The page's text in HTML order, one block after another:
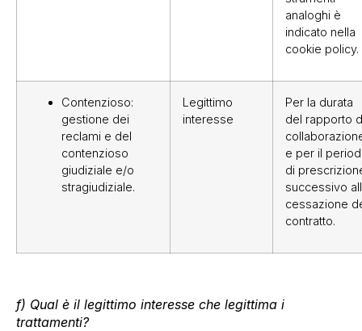
analoghi è
indicato nella
cookie policy.
Contenzioso:
gestione dei
reclami e del
contenzioso
giudiziale e/o
stragiudiziale.
Legittimo
interesse
Per la durata
del rapporto
e per il
di
successivo
cessazione
contratto.
f) Qual è il legittimo interesse che legittima i
trattamenti?